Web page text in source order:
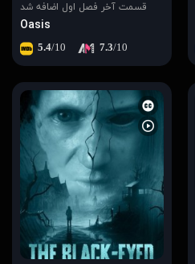
قسمت آخر فصل اول اضافه شد
Oasis
5.4/10 7.3/10